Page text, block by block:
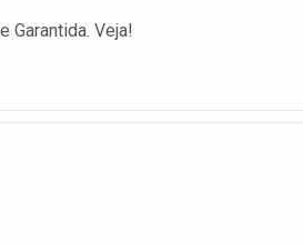
Garantida. Veja!